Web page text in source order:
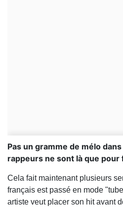
Pas un gramme de mélo
rappeurs ne sont là que pour
Cela fait maintenant plusieurs
français est passé en mode
artiste veut placer son hit avant